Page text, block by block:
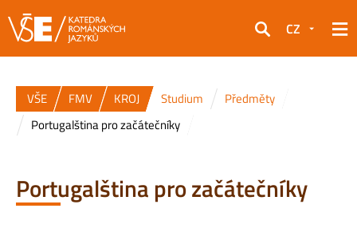
Hledat
CZ
VŠE FMV KROJ Studium
Předměty
Portugalština pro začátečníky
Portugalština pro začátečníky